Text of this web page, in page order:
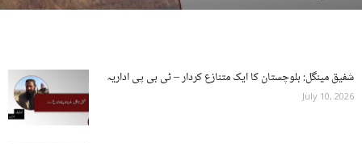
شفیق مینگل: بلوچستان کا ایک متنازع کردار – ٹی بی پی اداریہ
July 10, 2026